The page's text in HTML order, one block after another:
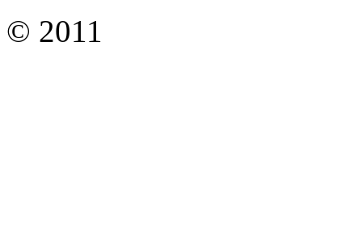
© 2011